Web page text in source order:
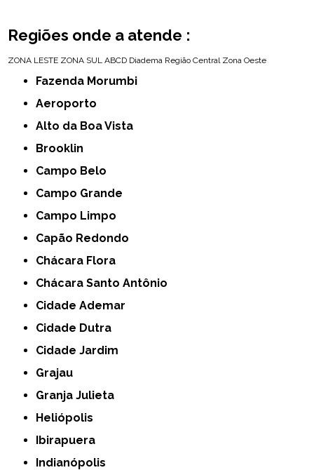
Regiões onde a atende :
ZONA LESTE ZONA SUL ABCD Diadema Região Central Zona Oeste
Fazenda Morumbi
Aeroporto
Alto da Boa Vista
Brooklin
Campo Belo
Campo Grande
Campo Limpo
Capão Redondo
Chácara Flora
Chácara Santo Antônio
Cidade Ademar
Cidade Dutra
Cidade Jardim
Grajau
Granja Julieta
Heliópolis
Ibirapuera
Indianópolis